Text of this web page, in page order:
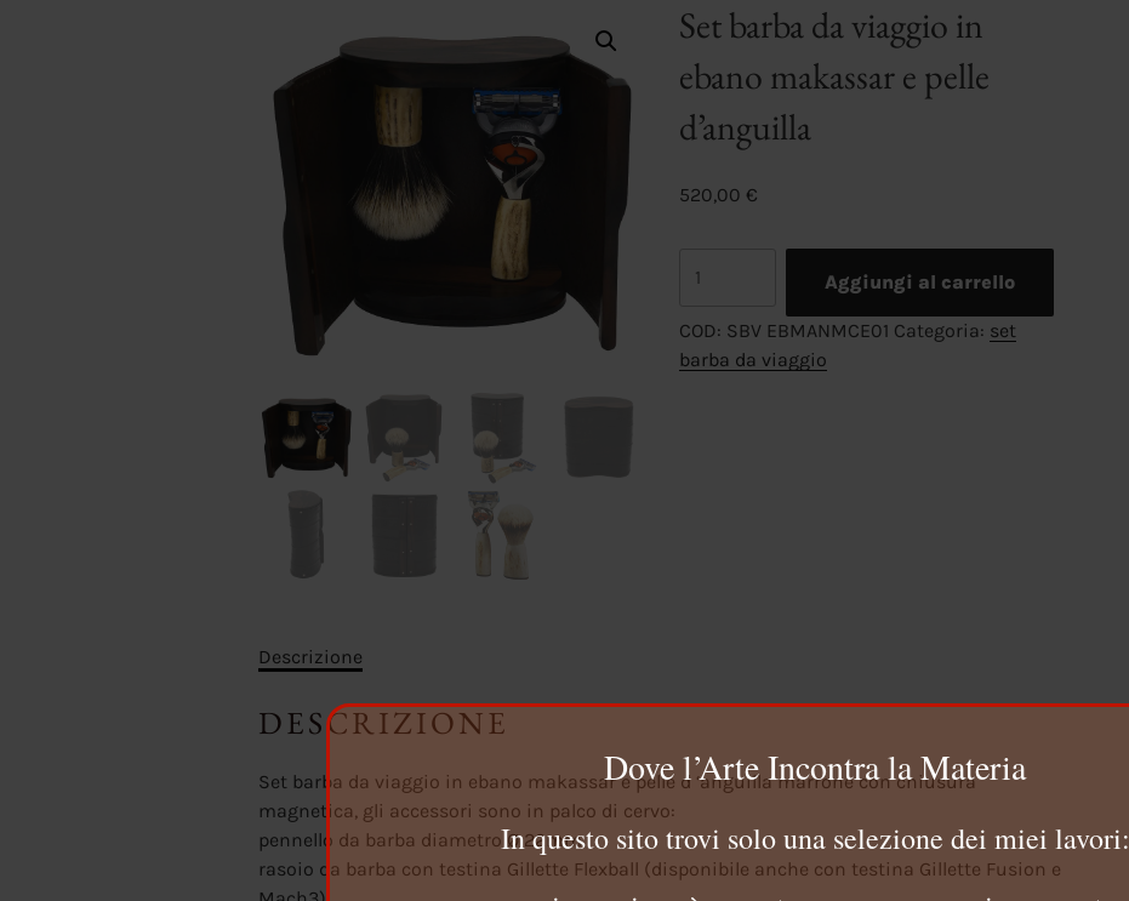
Set barba da viaggio in
ebano makassar e pelle
d’anguilla
520,00 €
barba
viaggio
in
Aggiungi al carrello
COD: SBV EBMANMCE01 Categoria: set
barba da viaggio
Descrizione
DESCRIZIONE
Set barba da viaggio in ebano makassar e pelle d ‘anguilla marrone con chiusura
magnetica, gli accessori sono in palco di cervo:
pennello da barba diametro Ø 22mm
rasoio da barba con testina Gillette Flexball (disponibile anche con testina Gillette Fusion e
Dove l’Arte Incontra la Materia
In questo sito trovi solo una selezione dei miei lavori: